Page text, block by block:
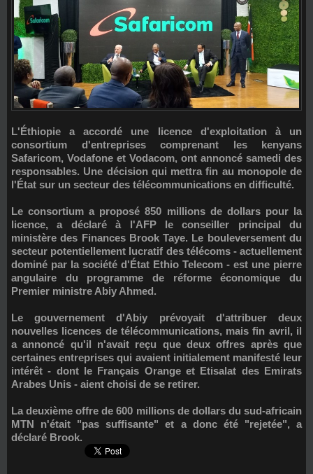
L'Éthiopie a accordé une licence d'exploitation à un
consortium d'entreprises comprenant les kenyans
Safaricom, Vodafone et Vodacom, ont annoncé samedi des
responsables. Une décision qui mettra fin au monopole de
l'État sur un secteur des télécommunications en difficulté.
Le consortium a proposé 850 millions de dollars pour la
licence, a déclaré à l'AFP le conseiller principal du
ministère des Finances Brook Taye. Le bouleversement du
secteur potentiellement lucratif des télécoms - actuellement
dominé par la société d'État Ethio Telecom - est une pierre
angulaire du programme de réforme économique du
Premier ministre Abiy Ahmed.
Le gouvernement d'Abiy prévoyait d'attribuer deux
nouvelles licences de télécommunications, mais fin avril, il
a annoncé qu'il n'avait reçu que deux offres après que
certaines entreprises qui avaient initialement manifesté leur
intérêt - dont le Français Orange et Etisalat des Emirats
Arabes Unis - aient choisi de se retirer.
La deuxième offre de 600 millions de dollars du sud-africain
MTN n'était "pas suffisante" et a donc été "rejetée", a
déclaré Brook.